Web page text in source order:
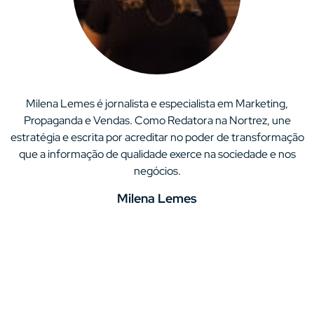
Milena Lemes é jornalista e especialista em Marketing,
Propaganda e Vendas. Como Redatora na Nortrez, une
estratégia e escrita por acreditar no poder de transformação
que a informação de qualidade exerce na sociedade e nos
negócios.
Milena Lemes